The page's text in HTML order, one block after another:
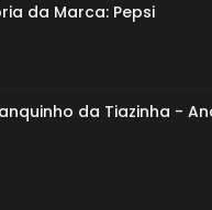
da Marca: Pepsi
da Tiazinha -